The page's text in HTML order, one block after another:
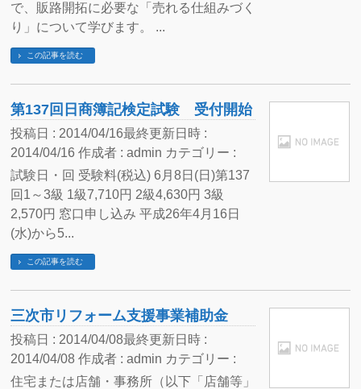
で、販路開拓に必要な「売れる仕組みづく
り」について学びます。 ...
この記事を読む
第137回日商簿記検定試験 受付開始
投稿日 : 2014/04/16最終更新日時 :
2014/04/16 作成者 :admin カテゴリー :
試験日・回 受験料(税込) 6月8日(日)第137
回1～3級 1級7,710円 2級4,630円 3級
2,570円 窓口申し込み 平成26年4月16日
(水)から5...
この記事を読む
三次市リフォーム支援事業補助金
投稿日 : 2014/04/08最終更新日時 :
2014/04/08 作成者 :admin カテゴリー :
住宅または店舗・事務所（以下「店舗等」